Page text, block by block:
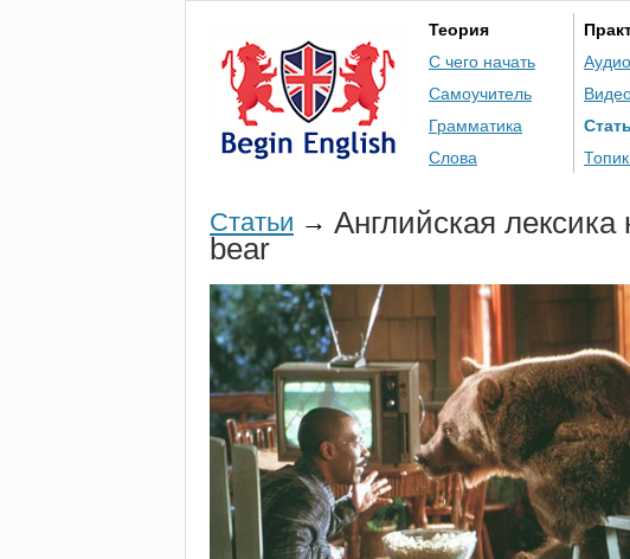
Теория
С чего начать
Самоучитель
Грамматика
Слова
Аудио
Статьи → Английская лексика
bear